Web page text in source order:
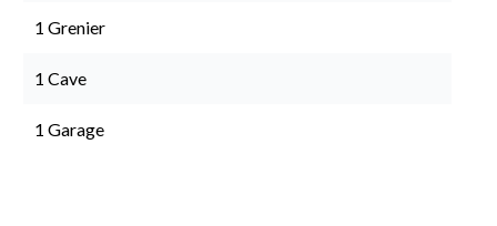
1 Grenier
1 Cave
1 Garage